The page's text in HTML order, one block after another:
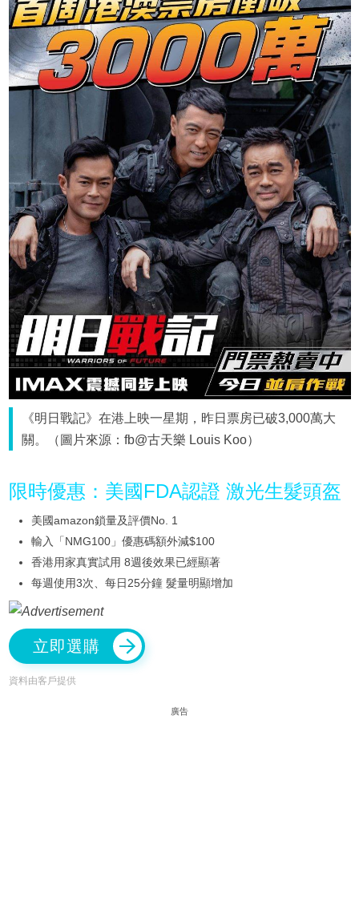
《明日戰記》在港上映一星期，昨日票房已破3,000萬大
關。（圖片來源：fb@古天樂 Louis Koo）
限時優惠：美國FDA認證 激光生髮頭盔
美國amazon鎖量及評價No. 1
輸入「NMG100」優惠碼額外減$100
香港用家真實試用 8週後效果已經顯著
每週使用3次、每日25分鐘 髮量明顯增加
立即選購
資料由客戶提供
廣告